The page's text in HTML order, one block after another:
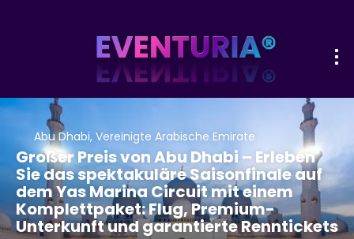
Abu Dhabi, Vereinigte Arabische Emirate
Großer Preis von Abu Dhabi – Erleben
Sie das spektakuläre Saisonfinale auf
dem Yas Marina Circuit mit einem
Komplettpaket: Flug, Premium-
Unterkunft und garantierte Renntickets